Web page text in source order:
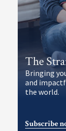
The
Bringing
and
the world.
Subscribe